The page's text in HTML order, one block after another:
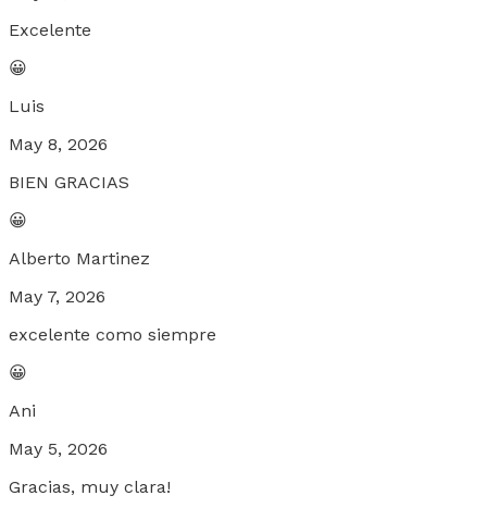
Excelente
😀
Luis
May 8, 2026
BIEN GRACIAS
😀
Alberto Martinez
May 7, 2026
excelente como siempre
😀
Ani
May 5, 2026
Gracias, muy clara!